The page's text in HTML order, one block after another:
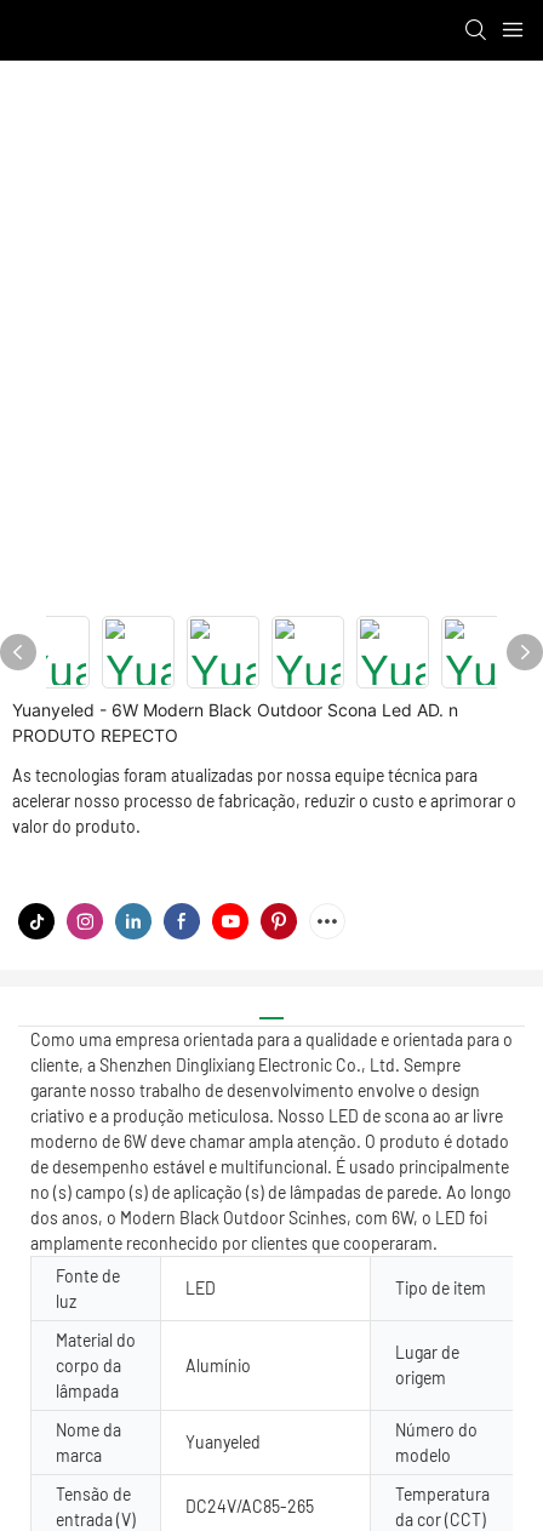
Yuanyeled - 6W Modern Black Outdoor Scona Led AD. n
PRODUTO REPECTO
As tecnologias foram atualizadas por nossa equipe técnica para
acelerar nosso processo de fabricação, reduzir o custo e aprimorar o
valor do produto.
Como uma empresa orientada para a qualidade e orientada para o
cliente, a Shenzhen Dinglixiang Electronic Co., Ltd. Sempre
garante nosso trabalho de desenvolvimento envolve o design
criativo e a produção meticulosa. Nosso LED de scona ao ar livre
moderno de 6W deve chamar ampla atenção. O produto é dotado
de desempenho estável e multifuncional. É usado principalmente
no (s) campo (s) de aplicação (s) de lâmpadas de parede. Ao longo
dos anos, o Modern Black Outdoor Scinhes, com 6W, o LED foi
amplamente reconhecido por clientes que cooperaram.
Fonte de
luz
LED Tipo de item
Material do
corpo da
lâmpada
Alumínio
Lugar de
origem
Nome da
marca
Yuanyeled
Número do
modelo
Tensão de
entrada (V)
DC24V/AC85-265
Temperatura
da cor (CCT)